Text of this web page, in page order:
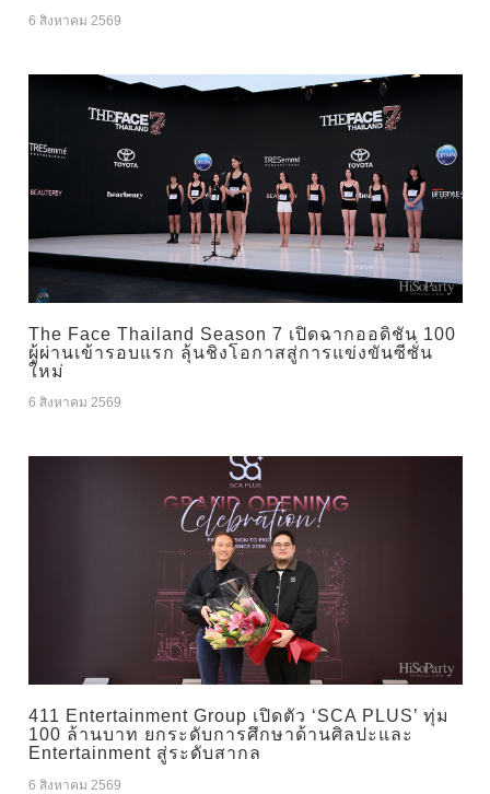
6 สิงหาคม 2569
The Face Thailand Season 7 เปิดฉากออดิชัน 100
ผู้ผ่านเข้ารอบแรก ลุ้นชิงโอกาสสู่การแข่งขันซีซั่น
ใหม่
6 สิงหาคม 2569
411 Entertainment Group เปิดตัว ‘SCA PLUS’ ทุ่ม
100 ล้านบาท ยกระดับการศึกษาด้านศิลปะและ
Entertainment สู่ระดับสากล
6 สิงหาคม 2569